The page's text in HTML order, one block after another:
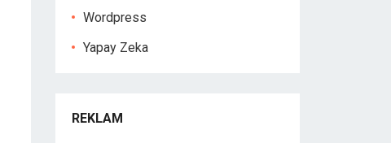
Wordpress
Yapay Zeka
REKLAM